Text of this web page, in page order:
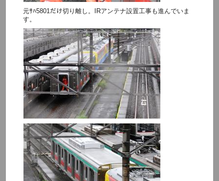
元ｻﾊ5801だけ切り離し。IRアンテナ設置工事も進んでいま
す。